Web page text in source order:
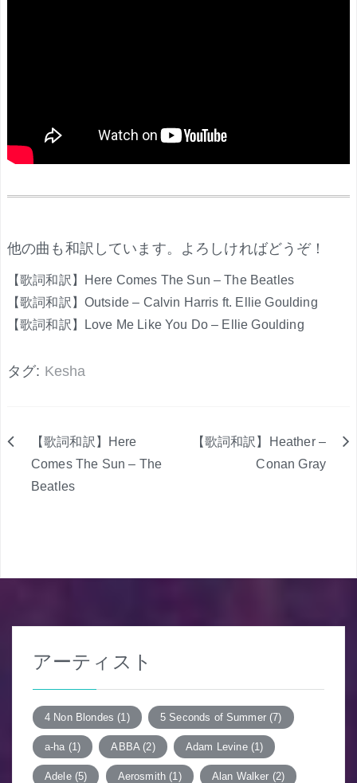
他の曲も和訳しています。よろしければどうぞ！
【歌詞和訳】Here Comes The Sun – The Beatles
【歌詞和訳】Outside – Calvin Harris ft. Ellie Goulding
【歌詞和訳】Love Me Like You Do – Ellie Goulding
タグ: Kesha
ー
【歌詞和訳】Here
Comes The Sun – The
Beatles
【歌詞和訳】Heather –
Conan Gray
アーティスト
4 Non Blondes (1) 5 Seconds of Summer(7)
a-ha (1) ABBA(2) Adam Levine(1)
Adele(5) Aerosmith (1) Alan Walker (2)